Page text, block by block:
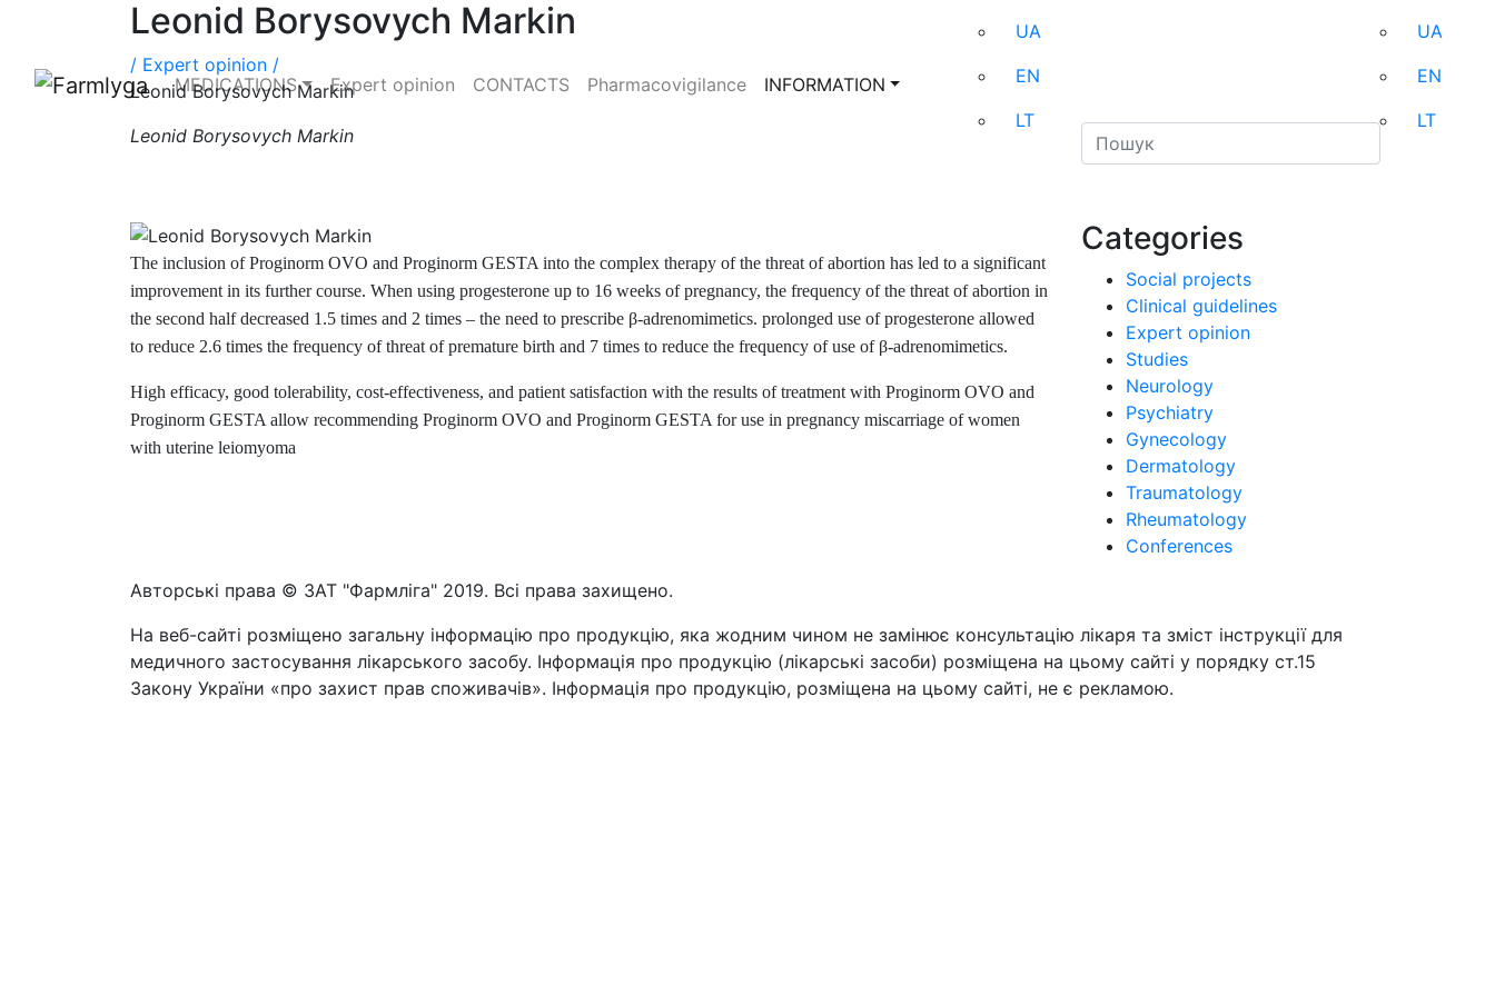
MEDICATIONS Expert opinion CONTACTS Pharmacovigilance INFORMATION
UA
EN
LT
UA
EN
LT
Leonid Borysovych Markin
/ Expert opinion /
Leonid Borysovych Markin
Leonid Borysovych Markin
The inclusion of Proginorm OVO and Proginorm GESTA into the complex therapy of the threat of abortion has led to a significant
improvement in its further course. When using progesterone up to 16 weeks of pregnancy, the frequency of the threat of abortion in
the second half decreased 1.5 times and 2 times – the need to prescribe β-adrenomimetics. prolonged use of progesterone allowed
to reduce 2.6 times the frequency of threat of premature birth and 7 times to reduce the frequency of use of β-adrenomimetics.
High efficacy, good tolerability, cost-effectiveness, and patient satisfaction with the results of treatment with Proginorm OVO and
Proginorm GESTA allow recommending Proginorm OVO and Proginorm GESTA for use in pregnancy miscarriage of women
with uterine leiomyoma
Categories
Social projects
Clinical guidelines
Expert opinion
Studies
Neurology
Psychiatry
Gynecology
Dermatology
Traumatology
Rheumatology
Conferences
Авторські права © ЗАТ "Фармліга" 2019. Всі права захищено.
На веб-сайті розміщено загальну інформацію про продукцію, яка жодним чином не замінює консультацію лікаря та зміст інструкції для
медичного застосування лікарського засобу. Інформація про продукцію (лікарські засоби) розміщена на цьому сайті у порядку ст.15
Закону України «про захист прав споживачів». Інформація про продукцію, розміщена на цьому сайті, не є рекламою.